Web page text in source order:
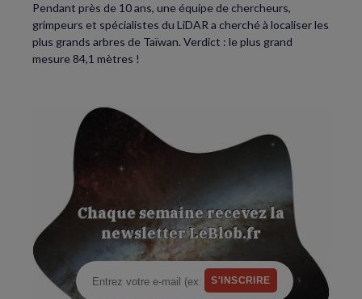
Pendant près de 10 ans, une équipe de chercheurs,
grimpeurs et spécialistes du LiDAR a cherché à localiser les
plus grands arbres de Taïwan. Verdict : le plus grand
mesure 84,1 mètres !
Chaque semaine recevez la
newsletter LeBlob.fr